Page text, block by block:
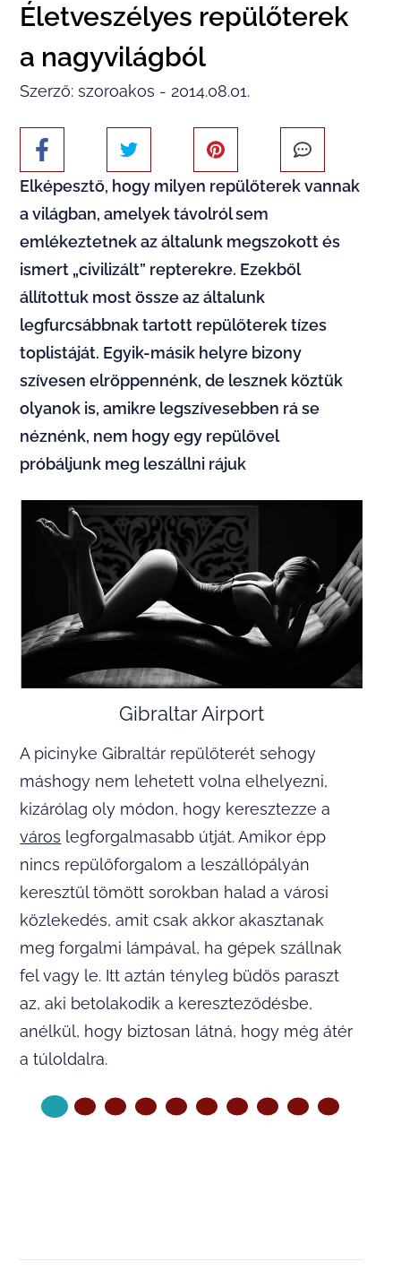
Életveszélyes repülőterek
a nagyvilágból
Szerző: szoroakos - 2014.08.01.
Elképesztő, hogy milyen repülőterek vannak
a világban, amelyek távolról sem
emlékeztetnek az általunk megszokott és
ismert „civilizált” repterekre. Ezekből
állítottuk most össze az általunk
legfurcsábbnak tartott repülőterek tízes
toplistáját. Egyik-másik helyre bizony
szívesen elröppennénk, de lesznek köztük
olyanok is, amikre legszívesebben rá se
néznénk, nem hogy egy repülővel
próbáljunk meg leszállni rájuk
Gibraltar Airport
A picinyke Gibraltár repülőterét sehogy
máshogy nem lehetett volna elhelyezni,
kizárólag oly módon, hogy keresztezze a
város legforgalmasabb útját. Amikor épp
nincs repülőforgalom a leszállópályán
keresztül tömött sorokban halad a városi
közlekedés, amit csak akkor akasztanak
meg forgalmi lámpával, ha gépek szállnak
fel vagy le. Itt aztán tényleg büdös paraszt
az, aki betolakodik a kereszteződésbe,
anélkül, hogy biztosan látná, hogy még átér
a túloldalra.